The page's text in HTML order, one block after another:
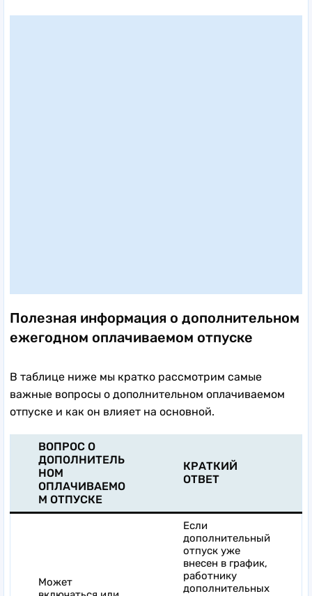
Полезная информация о дополнительном
ежегодном оплачиваемом отпуске
В таблице ниже мы кратко рассмотрим самые
важные вопросы о дополнительном оплачиваемом
отпуске и как он влияет на основной.
ВОПРОС О
ДОПОЛНИТЕЛЬ
НОМ
ОПЛАЧИВАЕМО
М ОТПУСКЕ
КРАТКИЙ
ОТВЕТ
Может
Если
дополнительный
отпуск уже
внесен в график,
работнику
дополнительных